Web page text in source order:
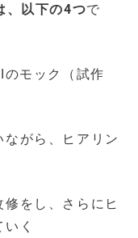
、以下の4つで
モック（試作
がら、ヒアリン
をし、さらにヒ
く